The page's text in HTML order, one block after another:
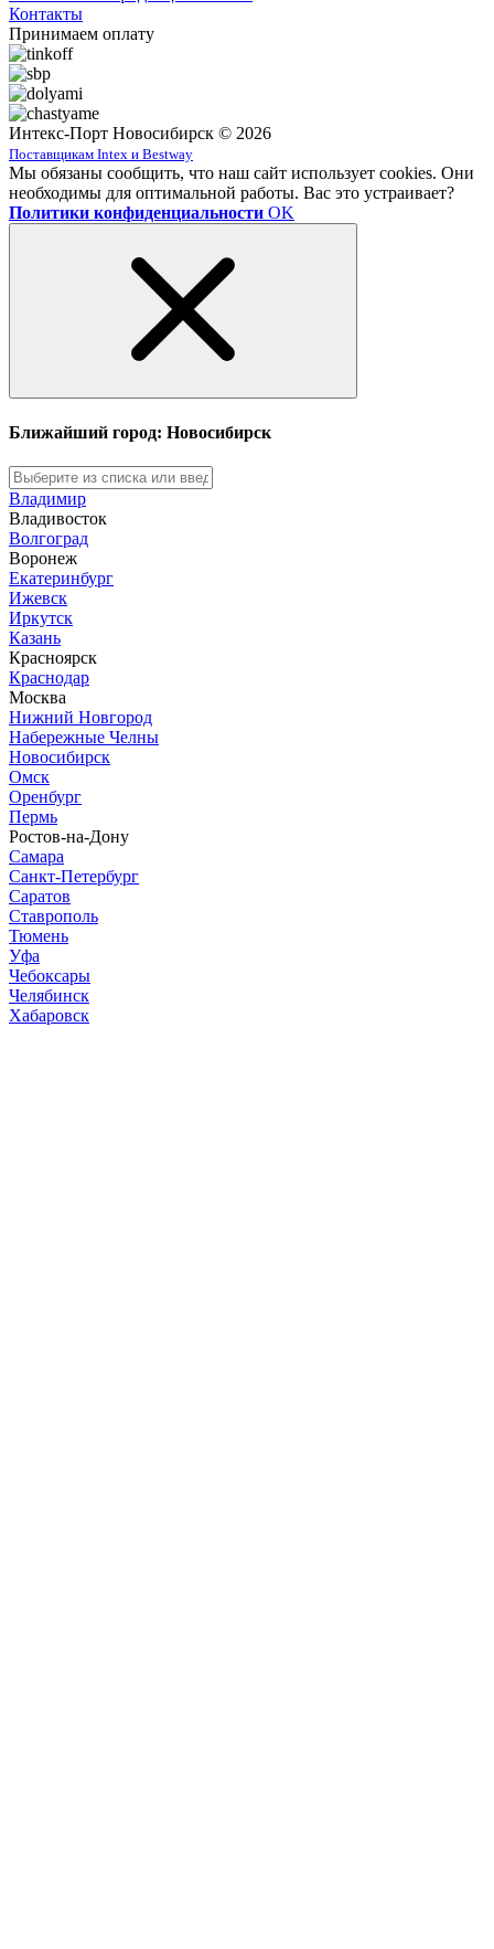
Контакты
Принимаем оплату
Интекс-Порт Новосибирск © 2026
Поставщикам Intex и Bestway
Мы обязаны сообщить, что наш сайт использует cookies. Они
необходимы для оптимальной работы. Вас это устраивает?
Политики конфиденциальности OK
Ближайший город: Новосибирск
Владимир
Владивосток
Волгоград
Воронеж
Екатеринбург
Ижевск
Иркутск
Казань
Красноярск
Краснодар
Москва
Нижний Новгород
Набережные Челны
Новосибирск
Омск
Оренбург
Пермь
Ростов-на-Дону
Самара
Санкт-Петербург
Саратов
Ставрополь
Тюмень
Уфа
Чебоксары
Челябинск
Хабаровск